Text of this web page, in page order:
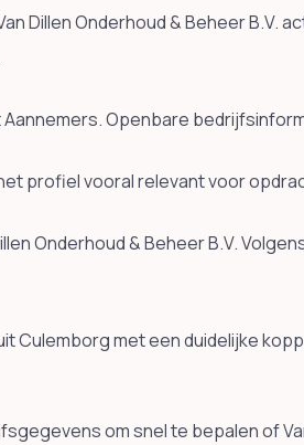
Dillen Onderhoud & Beheer
Openbare
profiel vooral relevant voor
Onderhoud & Beheer B.V.
Culemborg met een duidelijke
om snel te bepalen of